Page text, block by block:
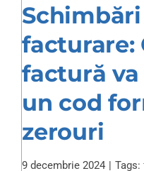
facturare:
factură
un cod
zerouri
9 decembrie 2024 | Tags: